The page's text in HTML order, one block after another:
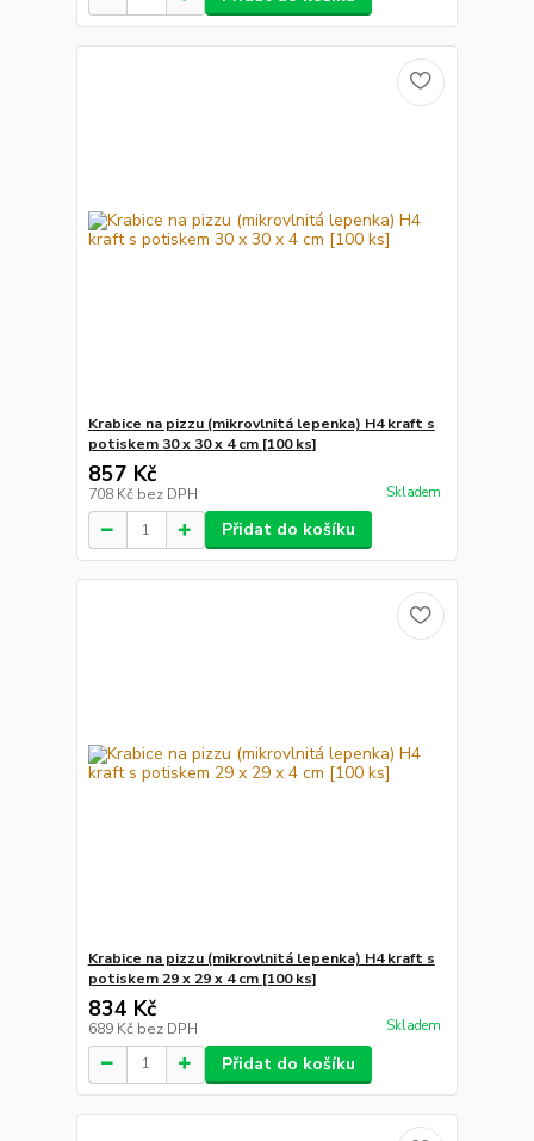
Krabice na pizzu (mikrovlnitá lepenka) H4 kraft s
potiskem 30 x 30 x 4 cm [100 ks]
857 Kč
708 Kč bez DPH Skladem
Přidat do košíku
Krabice na pizzu (mikrovlnitá lepenka) H4 kraft s
potiskem 29 x 29 x 4 cm [100 ks]
834 Kč
689 Kč bez DPH Skladem
Přidat do košíku